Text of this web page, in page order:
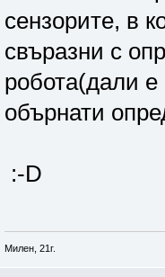
сензорите, в
свъразни с
робота(дали е
обърнати
:-D
Милен, 21г.